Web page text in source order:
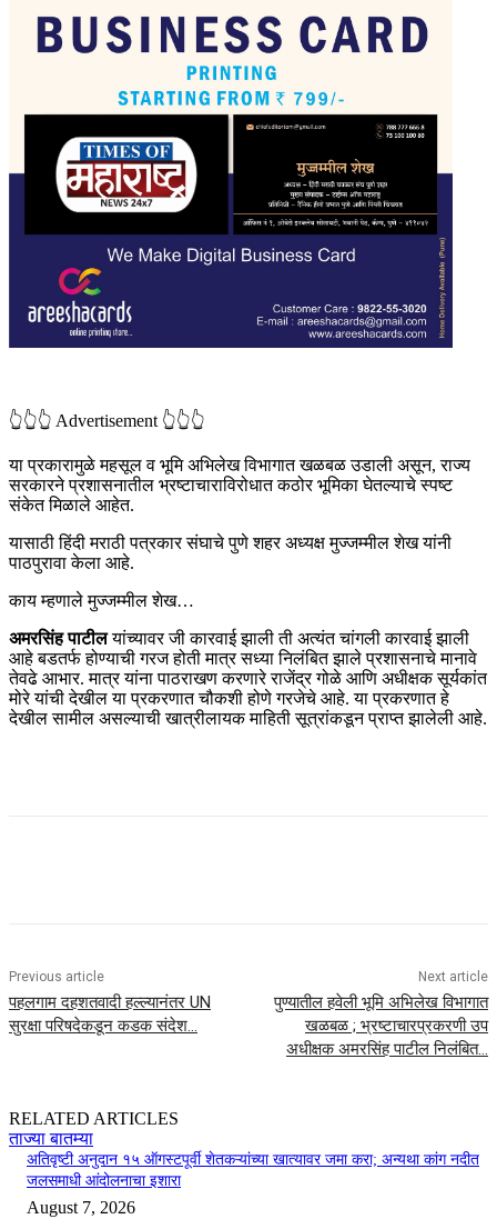
👆👆👆 Advertisement 👆👆👆
या प्रकारामुळे महसूल व भूमि अभिलेख विभागात खळबळ उडाली असून, राज्य
सरकारने प्रशासनातील भ्रष्टाचाराविरोधात कठोर भूमिका घेतल्याचे स्पष्ट
संकेत मिळाले आहेत.
यासाठी हिंदी मराठी पत्रकार संघाचे पुणे शहर अध्यक्ष मुज्जम्मील शेख यांनी
पाठपुरावा केला आहे.
काय म्हणाले मुज्जम्मील शेख…
अमरसिंह पाटीलयांच्यावर जी कारवाई झाली ती अत्यंत चांगली कारवाई झाली
आहे बडतर्फ होण्याची गरज होती मात्र सध्या निलंबित झाले प्रशासनाचे मानावे
तेवढे आभार. मात्र यांना पाठराखण करणारे राजेंद्र गोळे आणि अधीक्षक सूर्यकांत
मोरे यांची देखील या प्रकरणात चौकशी होणे गरजेचे आहे. या प्रकरणात हे
देखील सामील असल्याची खात्रीलायक माहिती सूत्रांकडून प्राप्त झालेली आहे.
Previous article
पहलगाम दहशतवादी हल्ल्यानंतर UN
सुरक्षा परिषदेकडून कडक संदेश…
Next article
पुण्यातील हवेली भूमि अभिलेख विभागात
खळबळ ; भ्रष्टाचारप्रकरणी उप
अधीक्षक अमरसिंह पाटील निलंबित…
RELATED ARTICLES
ताज्या बातम्या
अतिवृष्टी अनुदान १५ ऑगस्टपूर्वी शेतकऱ्यांच्या खात्यावर जमा करा; अन्यथा कांग नदीत
जलसमाधी आंदोलनाचा इशारा
August 7, 2026